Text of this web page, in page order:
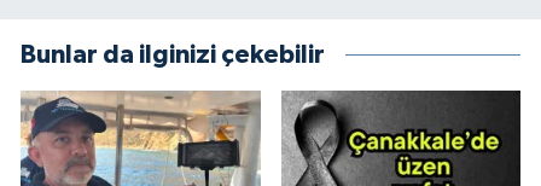
Bunlar da ilginizi çekebilir